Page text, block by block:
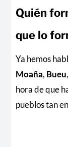
Quién
que lo
Ya hemos
Moaña, Bueu
hora de que
pueblos tan